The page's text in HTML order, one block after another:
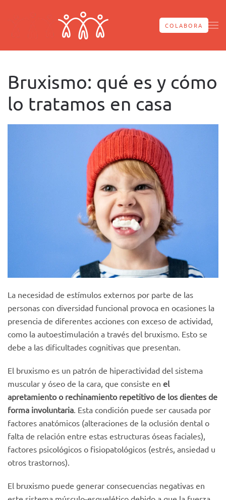
Skip to main content COLABORA
Bruxismo: qué es y cómo
lo tratamos en casa
La necesidad de estímulos externos por parte de las
personas con diversidad funcional provoca en ocasiones la
presencia de diferentes acciones con exceso de actividad,
como la autoestimulación a través del bruxismo. Esto se
debe a las dificultades cognitivas que presentan.
El bruxismo es un patrón de hiperactividad del sistema
muscular y óseo de la cara, que consiste en el
apretamiento o rechinamiento repetitivo de los dientes de
forma involuntaria. Esta condición puede ser causada por
factores anatómicos (alteraciones de la oclusión dental o
falta de relación entre estas estructuras óseas faciales),
factores psicológicos o fisiopatológicos (estrés, ansiedad u
otros trastornos).
El bruxismo puede generar consecuencias negativas en